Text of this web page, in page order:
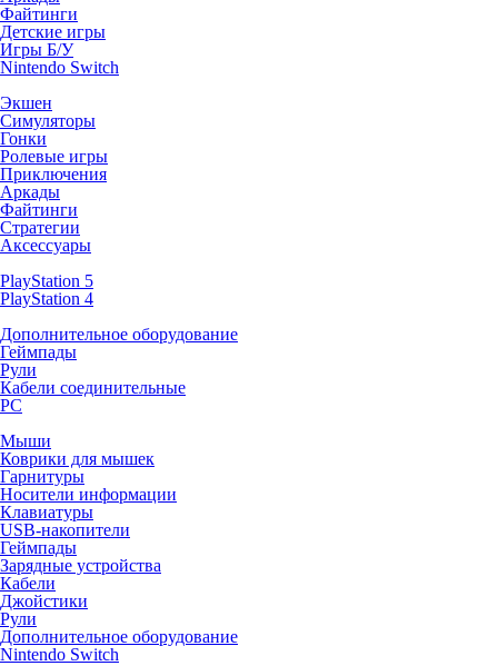
Файтинги
Детские игры
Игры Б/У
Nintendo Switch
Экшен
Симуляторы
Гонки
Ролевые игры
Приключения
Аркады
Файтинги
Стратегии
Аксессуары
PlayStation 5
PlayStation 4
Дополнительное оборудование
Геймпады
Рули
Кабели соединительные
PC
Мыши
Коврики для мышек
Гарнитуры
Носители информации
Клавиатуры
USB-накопители
Геймпады
Зарядные устройства
Кабели
Джойстики
Рули
Дополнительное оборудование
Nintendo Switch